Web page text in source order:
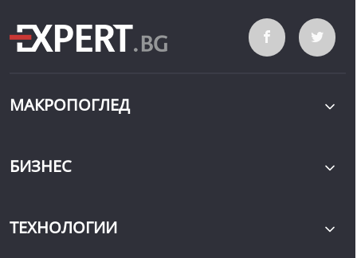
МАКРОПОГЛЕД
БИЗНЕС
ТЕХНОЛОГИИ